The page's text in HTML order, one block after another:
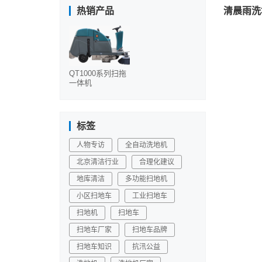
清晨雨
热销产品
QT1000系列扫拖
一体机
标签
人物专访 全自动洗地机
北京清洁行业 合理化建议
地库清洁 多功能扫地机
小区扫地车 工业扫地车
扫地机 扫地车
扫地车厂家 扫地车品牌
扫地车知识 抗汛公益